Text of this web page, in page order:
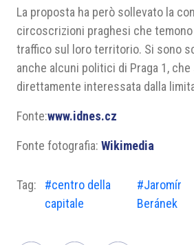
La proposta ha però sollevato la
circoscrizioni praghesi che temono
traffico sul loro territorio. Si sono
anche alcuni politici di Praga 1, che
direttamente interessata dalla
Fonte:www.idnes.cz
Fonte fotografia: Wikimedia
Tag:
#centro della
capitale
#Jaromír
Beránek